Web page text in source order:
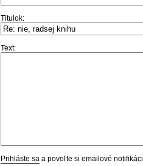
Titulok:
Text:
Prihláste sa a povoľte si emailové